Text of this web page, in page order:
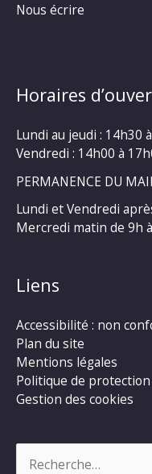
Nous écrire
Horaires
Lundi au jeudi : 14h30
Vendredi : 14h00 à
PERMANENCE DU
Lundi et Vendredi
Mercredi matin de 9h
Liens
Accessibilité : non
Plan du site
Mentions légales
Politique de
Gestion des cookies